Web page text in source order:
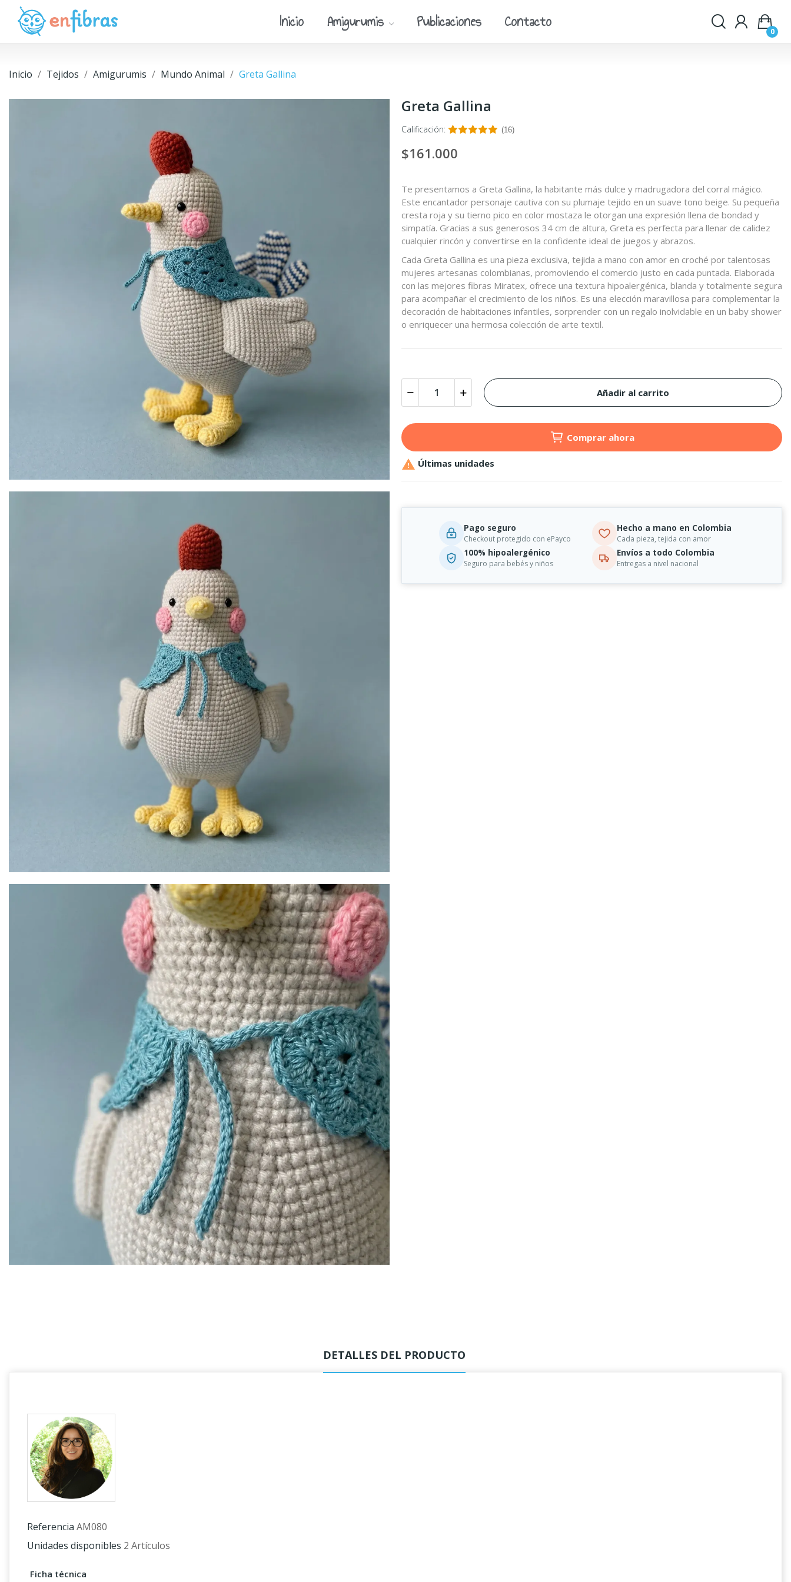
Inicio Amigurumis Publicaciones Contacto 0
Inicio Tejidos Amigurumis Mundo Animal Greta Gallina
Greta Gallina
Calificación: (16)
$161.000
Te presentamos a Greta Gallina, la habitante más dulce y madrugadora del corral mágico.
Este encantador personaje cautiva con su plumaje tejido en un suave tono beige. Su pequeña
cresta roja y su tierno pico en color mostaza le otorgan una expresión llena de bondad y
simpatía. Gracias a sus generosos 34 cm de altura, Greta es perfecta para llenar de calidez
cualquier rincón y convertirse en la confidente ideal de juegos y abrazos.
Cada Greta Gallina es una pieza exclusiva, tejida a mano con amor en croché por talentosas
mujeres artesanas colombianas, promoviendo el comercio justo en cada puntada. Elaborada
con las mejores fibras Miratex, ofrece una textura hipoalergénica, blanda y totalmente segura
para acompañar el crecimiento de los niños. Es una elección maravillosa para complementar la
decoración de habitaciones infantiles, sorprender con un regalo inolvidable en un baby shower
o enriquecer una hermosa colección de arte textil.
Añadir al carrito
Comprar ahora
 Últimas unidades
Pago seguro
Checkout protegido con ePayco
Hecho a mano en Colombia
Cada pieza, tejida con amor
100% hipoalergénico
Seguro para bebés y niños
Envíos a todo Colombia
Entregas a nivel nacional
DETALLES DEL PRODUCTO
Referencia AM080
Unidades disponibles 2 Artículos
Ficha técnica